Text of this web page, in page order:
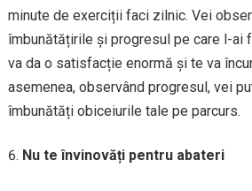
minute de exerciții faci zilnic. Vei
îmbunătățirile și progresul pe care l-ai
va da o satisfacție enormă și te va
asemenea, observând progresul, vei
îmbunătăți obiceiurile tale pe parcurs.
Nu te învinovăți pentru abateri